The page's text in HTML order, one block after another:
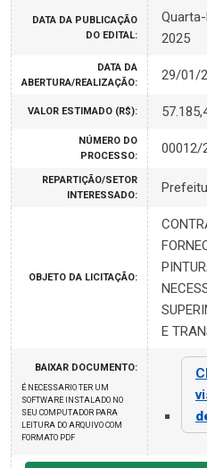
DATA DA PUBLICAÇÃO
DO EDITAL:
2025
DATA DA
ABERTURA/REALIZAÇÃO:
29/01/
VALOR ESTIMADO (R$):
NÚMERO DO
PROCESSO:
00012/
REPARTIÇÃO/SETOR
INTERESSADO:
OBJETO DA LICITAÇÃO:
E
BAIXAR DOCUMENTO:
É NECESSARIO TER UM
SOFTWARE INSTALADO NO
SEU COMPUTADOR PARA
LEITURA DO ARQUIVO COM
FORMATO PDF